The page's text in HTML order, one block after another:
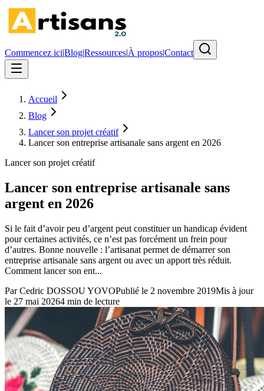
Commencez ici|Blog|Ressources|À propos|Contact
Accueil
Blog
Lancer son projet créatif
Lancer son entreprise artisanale sans argent en 2026
Lancer son projet créatif
Lancer son entreprise artisanale sans
argent en 2026
Si le fait d’avoir peu d’argent peut constituer un handicap évident
pour certaines activités, ce n’est pas forcément un frein pour
d’autres. Bonne nouvelle : l’artisanat permet de démarrer son
entreprise artisanale sans argent ou avec un apport très réduit.
Comment lancer son ent...
ParCedric DOSSOU YOVOPublié le 2 novembre 2019Mis à jour
le 27 mai 20264 min de lecture